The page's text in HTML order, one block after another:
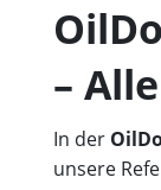
–
In der
unsere